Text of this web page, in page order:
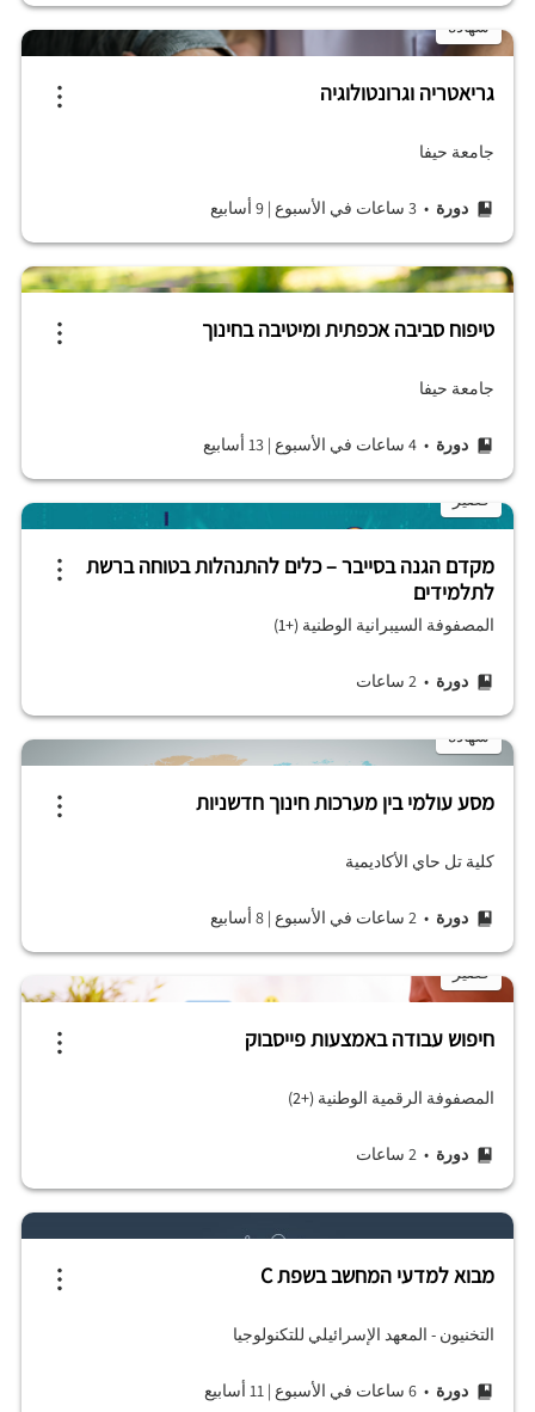
شهادة
גריאטריה וגרונטולוגיה
جامعة حيفا
دورة • 3 ساعات في الأسبوع |
טיפוח סביבה אכפתית ומיטיבה בחינוך
جامعة حيفا
دورة • 4 ساعات في الأسبوع |
قصير
מקדם הגנה בסייבר – כלים להתנהלות בטוחה ברשת
לתלמידים
المصفوفة السيبرانية الوطنية (+1)
دورة • 2 ساعات
شهادة
מסע עולמי בין מערכות חינוך חדשניות
كلية تل حاي الأكاديمية
دورة • 2 ساعات في الأسبوع |
قصير
חיפוש עבודה באמצעות פייסבוק
المصفوفة الرقمية الوطنية (+2)
دورة • 2 ساعات
מבוא למדעי המחשב בשפת C
التخنيون - المعهد الإسرائيلي للتكنولوجيا
دورة • 6 ساعات في الأسبوع |